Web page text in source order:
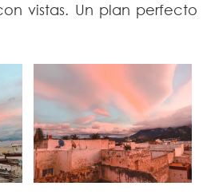
vistas. Un plan perfecto